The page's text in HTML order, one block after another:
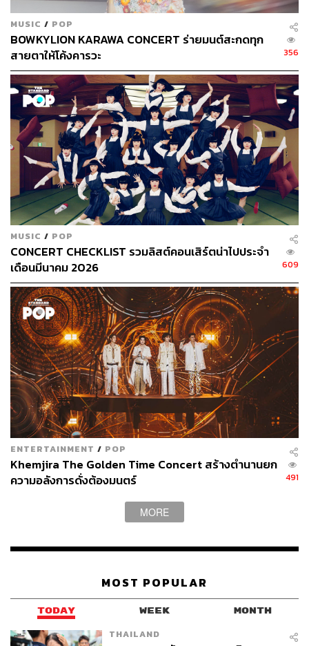
388
หทัยธาร ฉัตรเลิศมงคล
นักศึกษาเอกภาษาศาสตร์ สนใจภาษา
วัฒนธรรม และชีวิตขับเคลื่อนด้วยการติ่ง
เสมอมา
MUSIC / POP
BOWKYLION KARAWA CONCERT ร่ายมนต์สะกดทุก
สายตาให้โค้งคารวะ
356
MUSIC / POP
CONCERT CHECKLIST รวมลิสต์คอนเสิร์ตน่าไปประจำ
เดือนมีนาคม 2026
609
ENTERTAINMENT / POP
Khemjira The Golden Time Concert สร้างตำนานยก
ความอลังการดั่งต้องมนตร์
491
MORE
MOST POPULAR
TODAY WEEK MONTH
THAILAND